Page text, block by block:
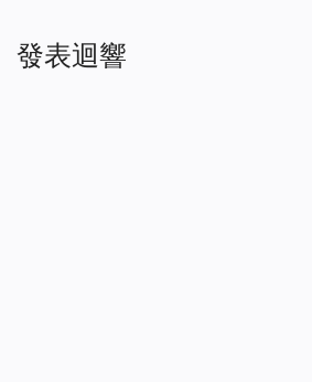
發表迴響